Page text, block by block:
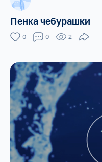
Пенка чебурашки
0 0 2